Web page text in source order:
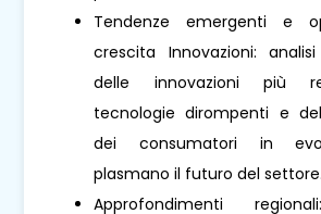
Tendenze emergenti e
crescita Innovazioni:
delle innovazioni più
tecnologie dirompenti e
dei consumatori in
plasmano il futuro del settore.
Approfondimenti